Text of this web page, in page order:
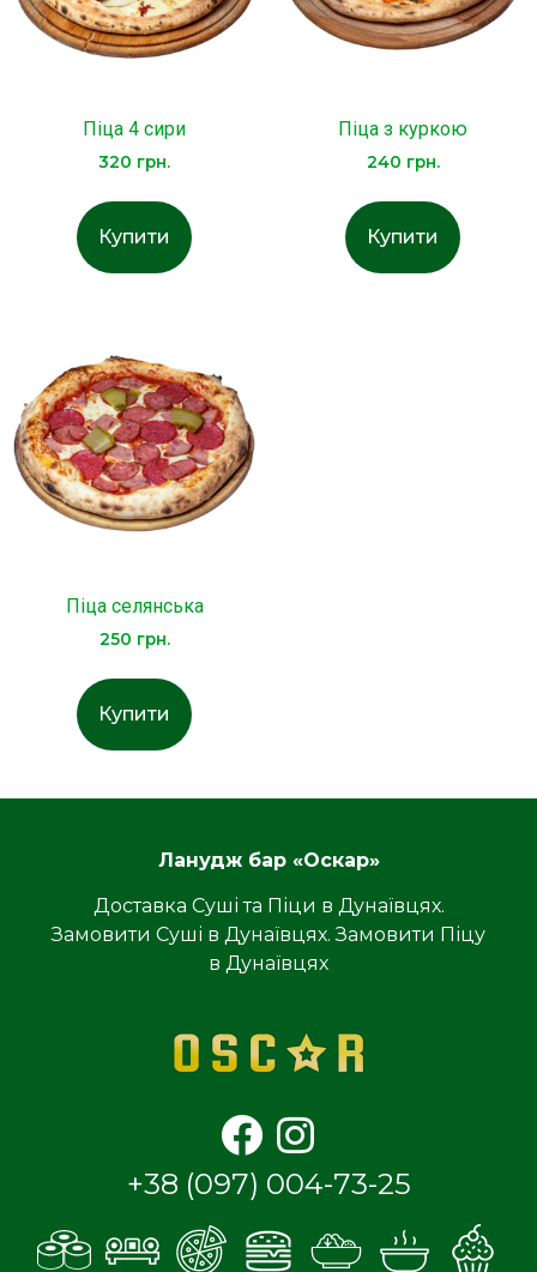
Піца 4 сири
320 грн.
Купити
Піца з куркою
240 грн.
Купити
Піца селянська
250 грн.
Купити
Ланудж бар «Оскар»
Доставка Суші та Піци в Дунаївцях.
Замовити Суші в Дунаївцях. Замовити Піцу
в Дунаївцях
+38 (097) 004-73-25